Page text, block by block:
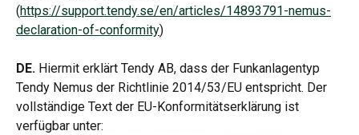
(https://support.tendy.se/en/articles/14893791-nemus-
declaration-of-conformity)
DE. Hiermit erklärt Tendy AB, dass der Funkanlagentyp
Tendy Nemus der Richtlinie 2014/53/EU entspricht. Der
vollständige Text der EU-Konformitätserklärung ist
verfügbar unter: